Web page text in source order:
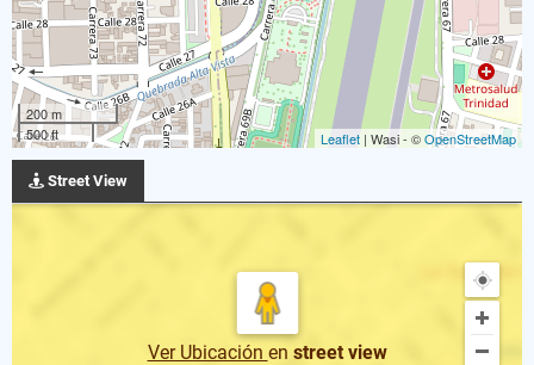
200 m
500 ft
Leaflet | Wasi - ©OpenStreetMap
Street View
Ver Ubicación en street view